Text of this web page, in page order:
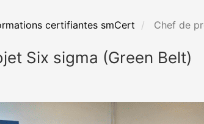
certifiantes smCert Chef de
Six sigma (Green Belt)